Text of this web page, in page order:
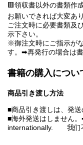
🟥領収書以外の書類作
お願いできれば大変あ
ご注文時に必要書類及
示下さい。
※御注文時にご指示が
す。➡再発行の場合は
書籍の購入につい
商品引き渡し方法
■商品引き渡しは、発
■海外発送はしません
internationally. 我们